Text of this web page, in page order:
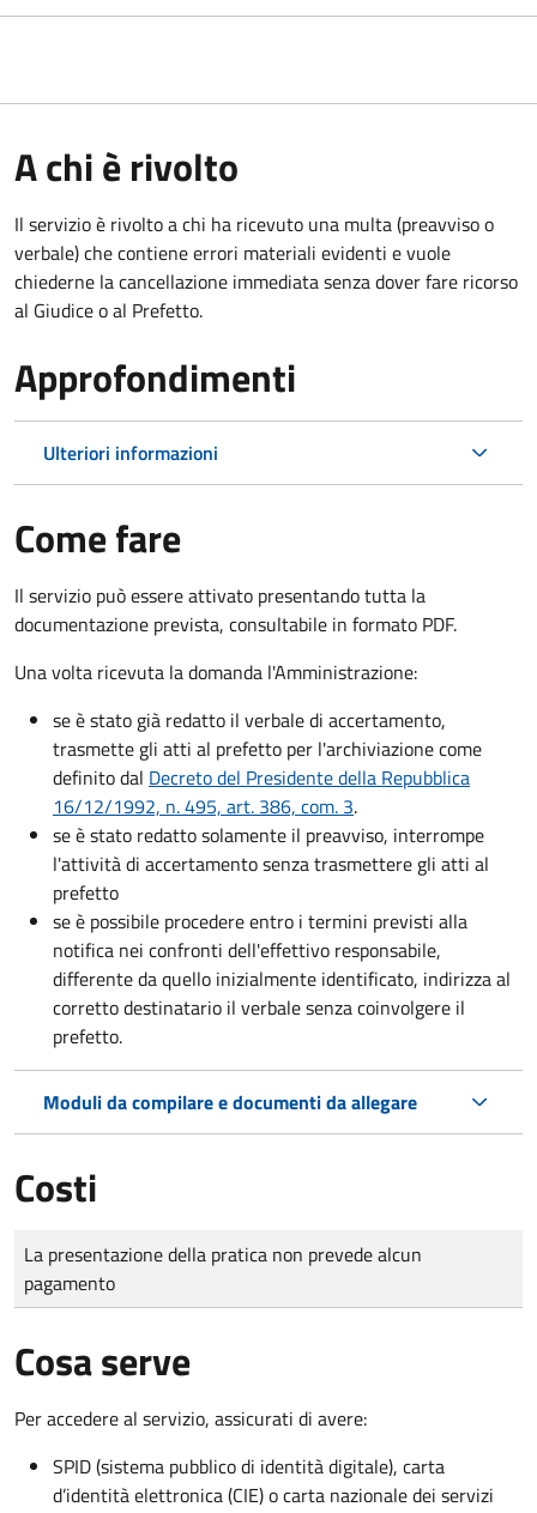
A chi è rivolto
Il servizio è rivolto a chi ha ricevuto una multa (preavviso o
verbale) che contiene errori materiali evidenti e vuole
chiederne la cancellazione immediata senza dover fare ricorso
al Giudice o al Prefetto.
Approfondimenti
Ulteriori informazioni
Come fare
Il servizio può essere attivato presentando tutta la
documentazione prevista, consultabile in formato PDF.
Una volta ricevuta la domanda l'Amministrazione:
se è stato già redatto il verbale di accertamento,
trasmette gli atti al prefetto per l'archiviazione come
definito dal Decreto del Presidente della Repubblica
16/12/1992, n. 495, art. 386, com. 3.
se è stato redatto solamente il preavviso, interrompe
l'attività di accertamento senza trasmettere gli atti al
prefetto
se è possibile procedere entro i termini previsti alla
notifica nei confronti dell'effettivo responsabile,
differente da quello inizialmente identificato, indirizza al
corretto destinatario il verbale senza coinvolgere il
prefetto.
Moduli da compilare e documenti da allegare
Costi
Tipo di pagamento
Importo
La presentazione della pratica non prevede alcun
pagamento
Cosa serve
Per accedere al servizio, assicurati di avere:
SPID (sistema pubblico di identità digitale), carta
d’identità elettronica (CIE) o carta nazionale dei servizi